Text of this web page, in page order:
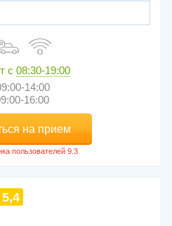
с 08:30-19:00
14:00
16:00
на прием
5,4